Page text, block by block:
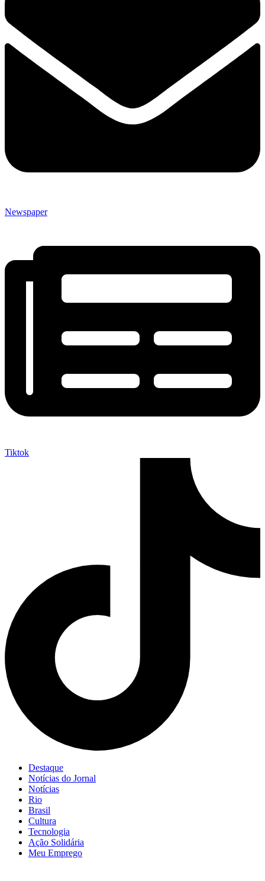
Newspaper
Tiktok
Destaque
Notícias do Jornal
Notícias
Rio
Brasil
Cultura
Tecnologia
Ação Solidária
Meu Emprego